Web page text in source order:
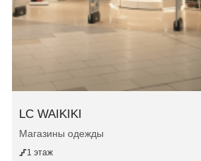
LC WAIKIKI
Магазины одежды
1 этаж